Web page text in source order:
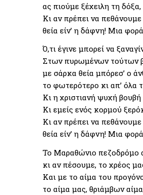
ας πιούμε ξέχειλη τη δόξα,
Κι αν πρέπει να
θεία είν’ η δάφνη! Μια
Ό,τι έγινε μπορεί να
Στων πυρωμένων τούτων
με σάρκα θεία μπόρεσ’ ο
το φωτερότερο κι απ’ όλα
Κι η χριστιανή ψυχή βουβή
Κι εμείς ενός κορμού
Κι αν πρέπει να
θεία είν’ η δάφνη! Μια
Το Μαραθώνιο πεζοδρόμο
κι αν πέσουμε, το χρέος
Και με το αίμα του
το αίμα μας, θριάμβων